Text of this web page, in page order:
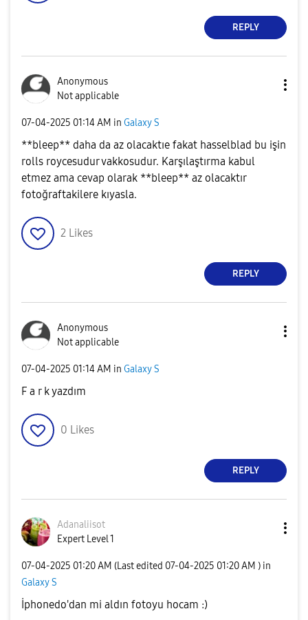
REPLY
Anonymous
Not applicable
‎07-04-2025 01:14 AM in Galaxy S
**bleep** daha da az olacaktıe fakat hasselblad bu işin
rolls roycesudur vakkosudur. Karşılaştırma kabul
etmez ama cevap olarak **bleep** az olacaktır
fotoğraftakilere kıyasla.
2 Likes
REPLY
Anonymous
Not applicable
‎07-04-2025 01:14 AM in Galaxy S
F a r k yazdım
0 Likes
REPLY
Adanaliisot
Expert Level 1
‎07-04-2025 01:20 AM (Last edited ‎07-04-2025 01:20 AM ) in
Galaxy S
İphonedo'dan mi aldın fotoyu hocam :)